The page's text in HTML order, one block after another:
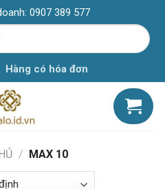
0907 389 577
Hàng có hóa đơn
/ MAX 10